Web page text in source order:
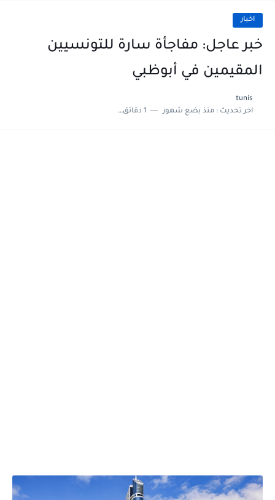
اخبار
خبر عاجل: مفاجأة سارة للتونسيين
المقيمين في أبوظبي
tunis
اخر تحديث :منذ بضع شهور 1 دقائق للقراءة